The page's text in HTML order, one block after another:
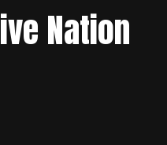
Nation